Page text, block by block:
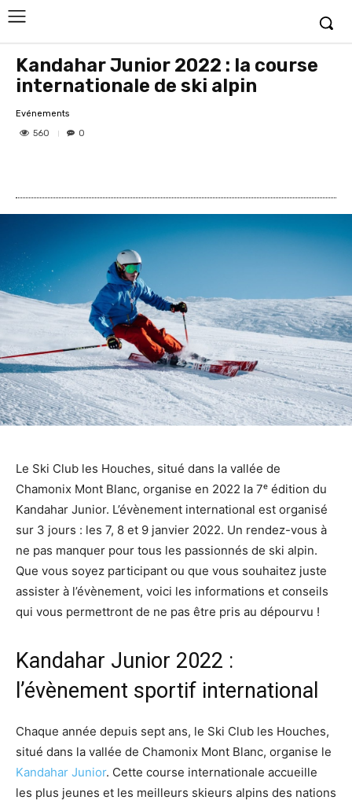
Kandahar Junior 2022 : la course
internationale de ski alpin
Evénements
560
0
Le Ski Club les Houches, situé dans la vallée de
Chamonix Mont Blanc, organise en 2022 la 7ᵉ édition du
Kandahar Junior. L’évènement international est organisé
sur 3 jours : les 7, 8 et 9 janvier 2022. Un rendez-vous à
ne pas manquer pour tous les passionnés de ski alpin.
Que vous soyez participant ou que vous souhaitez juste
assister à l’évènement, voici les informations et conseils
qui vous permettront de ne pas être pris au dépourvu !
Kandahar Junior 2022 :
l’évènement sportif international
Chaque année depuis sept ans, le Ski Club les Houches,
situé dans la vallée de Chamonix Mont Blanc, organise le
Kandahar Junior. Cette course internationale accueille
les plus jeunes et les meilleurs skieurs alpins des nations